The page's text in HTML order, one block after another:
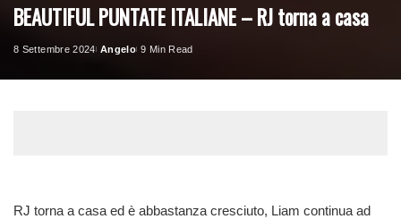
BEAUTIFUL PUNTATE ITALIANE – RJ torna a casa
8 Settembre 2024
Posted
Angelo 9 Min Read
RJ torna a casa ed è abbastanza cresciuto, Liam continua ad